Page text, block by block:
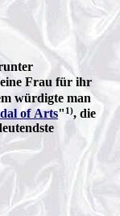
eine Frau für ihr
würdigte man
of Arts" 1), die